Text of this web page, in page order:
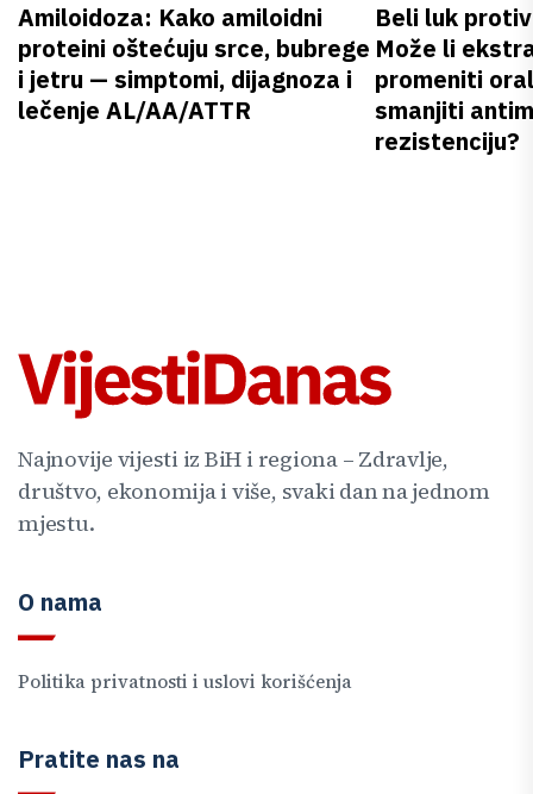
Amiloidoza: Kako amiloidni
proteini oštećuju srce, bubrege
i jetru — simptomi, dijagnoza i
lečenje AL/AA/ATTR
Beli luk
Može li
promeniti
smanjiti
rezistenciju?
Najnovije vijesti iz BiH i regiona – Zdravlje,
društvo, ekonomija i više, svaki dan na jednom
mjestu.
O nama
Politika privatnosti i uslovi korišćenja
Pratite nas na